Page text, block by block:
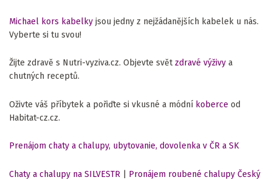
Michael kors kabelky jsou jedny z nejžádanějších kabelek u nás.
Vyberte si tu svou!
Žijte zdravě s Nutri-vyziva.cz. Objevte světzdravé výživy a
chutných receptů.
Oživte váš příbytek a pořiďte si vkusné a módní koberce od
Habitat-cz.cz.
Prenájom chaty a chalupy, ubytovanie, dovolenka v ČR a SK
Chaty a chalupy na SILVESTR
Pronájem roubené chalupy Český